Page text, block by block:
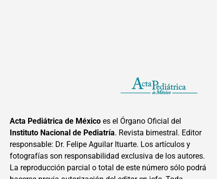
Acta Pediátrica de México es el Órgano Oficial del
Instituto Nacional de Pediatría. Revista bimestral. Editor
responsable: Dr. Felipe Aguilar Ituarte. Los artículos y
fotografías son responsabilidad exclusiva de los autores.
La reproducción parcial o total de este número sólo podrá